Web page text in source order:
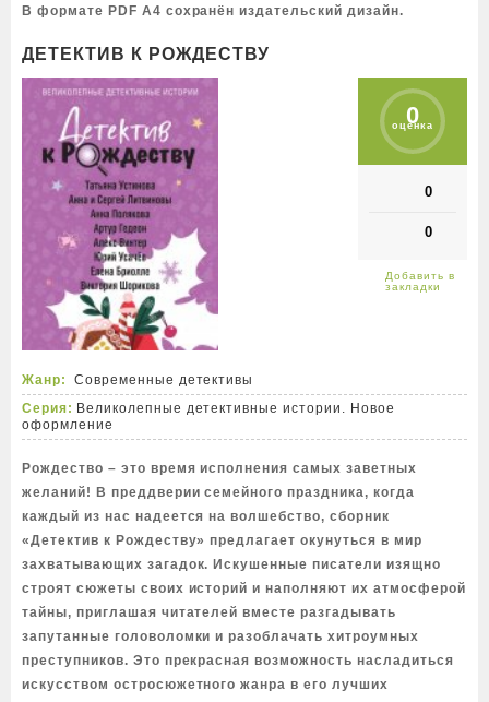
В формате PDF A4 сохранён издательский дизайн.
ДЕТЕКТИВ К РОЖДЕСТВУ
0
оценка
0
0
Жанр:
Современные детективы
Серия: Великолепные детективные истории. Новое
оформление
Рождество – это время исполнения самых заветных
желаний! В преддверии семейного праздника, когда
каждый из нас надеется на волшебство, сборник
«Детектив к Рождеству» предлагает окунуться в мир
захватывающих загадок. Искушенные писатели изящно
строят сюжеты своих историй и наполняют их атмосферой
тайны, приглашая читателей вместе разгадывать
запутанные головоломки и разоблачать хитроумных
преступников. Это прекрасная возможность насладиться
искусством остросюжетного жанра в его лучших